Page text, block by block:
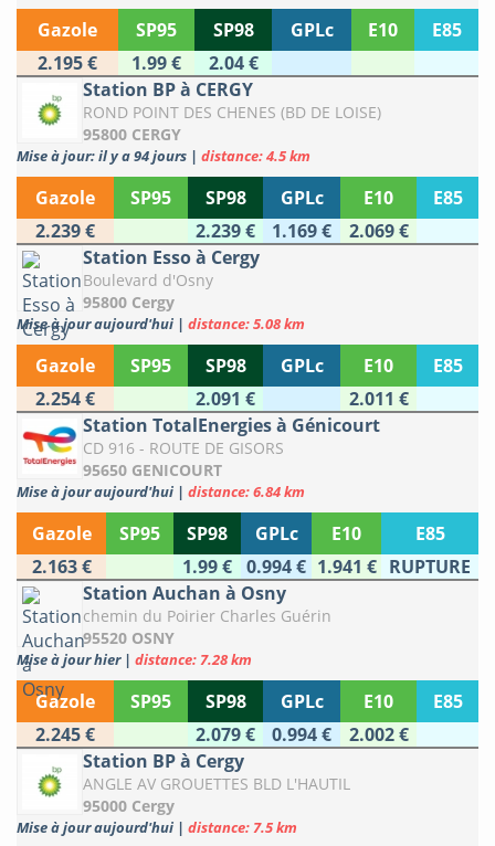
Gazole SP95 SP98 GPLc E10
E85
2.195 €
1.99 €
2.04 €
Station BP à CERGY
ROND POINT DES CHENES (BD DE LOISE)
95800 CERGY
Mise à jour: il y a 94 jours | distance: 4.5 km
Gazole SP95 SP98 GPLc E10
E85
2.239 €
2.239 € 1.169 €
2.069 €
Station Esso à Cergy
Boulevard d'Osny
95800 Cergy
Mise à jour aujourd'hui | distance: 5.08 km
Gazole SP95 SP98 GPLc E10
E85
2.254 €
2.091 €
2.011 €
Station TotalEnergies à Génicourt
CD 916 - ROUTE DE GISORS
95650 GENICOURT
Mise à jour aujourd'hui | distance: 6.84 km
Gazole SP95 SP98 GPLc E10
E85
2.163 €
1.99 € 0.994 € 1.941 € RUPTURE
Station Auchan à Osny
chemin du Poirier Charles Guérin
95520 OSNY
Mise à jour hier | distance: 7.28 km
Gazole SP95 SP98 GPLc E10
E85
2.245 €
2.079 € 0.994 €
2.002 €
Station BP à Cergy
ANGLE AV GROUETTES BLD L'HAUTIL
95000 Cergy
Mise à jour aujourd'hui | distance: 7.5 km